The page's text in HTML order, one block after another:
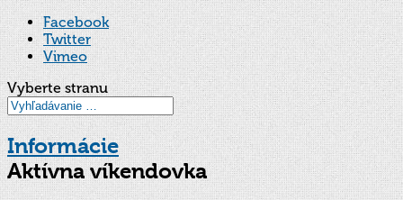
Facebook
Twitter
Vimeo
Vyberte stranu
Informácie
Aktívna víkendovka